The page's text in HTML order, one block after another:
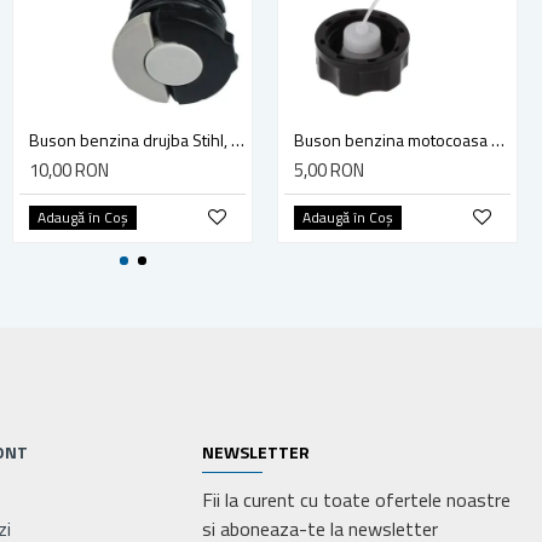
Carburator atomizor / suflanta compatibil Stihl BR 500, BR 550, BR 600
100,00 RON
Adaugă în Coş
Buson benzina drujba Stihl, model cu clapeta
10,00 RON
Adaugă în Coş
Buson benzina motocoasa TL43/52
5,00 RON
Adaugă în Coş
NEWSLETTER
Fii la curent cu toate ofertele noastre
si aboneaza-te la newsletter